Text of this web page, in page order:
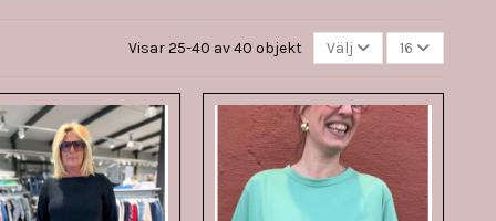
Visar 25-40 av 40 objekt Välj 16